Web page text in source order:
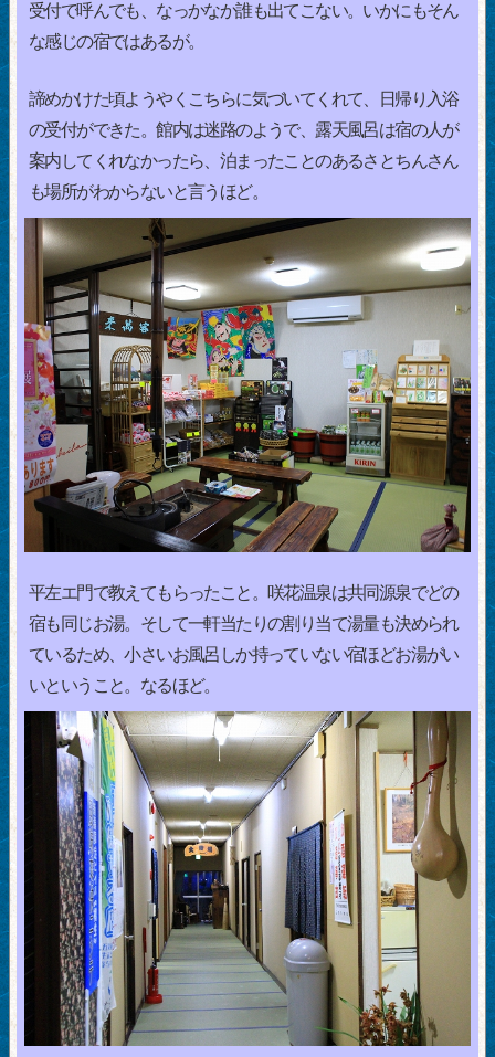
受付で呼んでも、なっかなか誰も出てこない。いかにもそん
な感じの宿ではあるが。
諦めかけた頃ようやくこちらに気づいてくれて、日帰り入浴
の受付ができた。館内は迷路のようで、露天風呂は宿の人が
案内してくれなかったら、泊まったことのあるさとちんさん
も場所がわからないと言うほど。
平左エ門で教えてもらったこと。咲花温泉は共同源泉でどの
宿も同じお湯。そして一軒当たりの割り当て湯量も決められ
ているため、小さいお風呂しか持っていない宿ほどお湯がい
いということ。なるほど。